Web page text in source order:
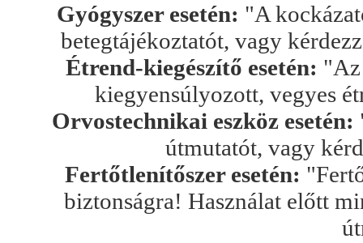
Gyógyszer esetén: "A
betegtájékoztatót, vagy
Étrend-kiegészítő esetén: "Az
kiegyensúlyozott, vegyes
Orvostechnikai eszköz esetén:
útmutatót, vagy
Fertőtlenítőszer esetén:
biztonságra! Használat előtt